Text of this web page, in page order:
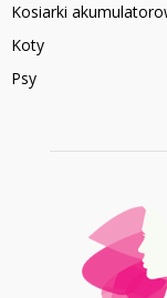
Kosiarki
Koty
Psy